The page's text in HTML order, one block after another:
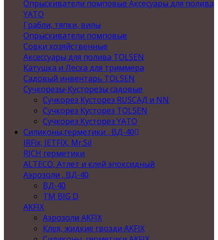
Опрыскиватели помповые Аксесуары для полива
YATO
Грабли, тяпки, вилы
Опрыскиватели помповые
Совки хозяйственные
Аксессуары для полива TOLSEN
Катушка и Леска для триммера
Садовый инвентарь TOLSEN
Сучкорезы-Кусторезы садовые
Сучкорез Кусторез RUSСАД и NN
Сучкорез Кусторез TOLSEN
Сучкорез Кусторез YATO
Силиконы,герметики , ВД-40
IRFix, JETFIX, Mr.Sil
RICH герметики
ALTECO, Атлет и клей эпоксидный
Аэрозоли , ВД-40
ВД-40
TM BIG D
AKFIX
Аэрозоли AKFIX
Клея, жидкие гвозди AKFIX